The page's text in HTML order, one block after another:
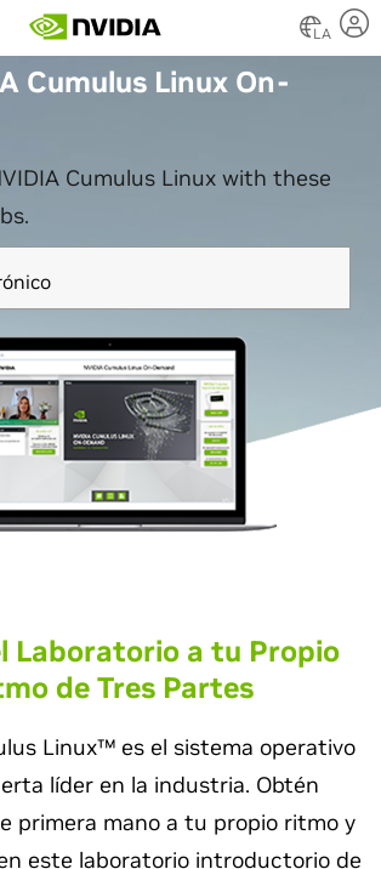
LA
Cumulus Linux On-
Cumulus Linux with these
Laboratorio a tu Propio
de Tres Partes
Linux™ es el sistema operativo
líder en la industria. Obtén
primera mano a tu propio ritmo y
este laboratorio introductorio de